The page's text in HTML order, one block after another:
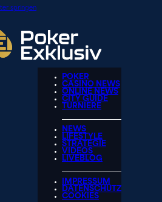
springen
POKER
CASINO NEWS
ONLINE NEWS
CITY GUIDE
TURNIERE
NEWS
LIFESTYLE
STRATEGIE
VIDEOS
LIVEBLOG
IMPRESSUM
DATENSCHUTZ
COOKIES